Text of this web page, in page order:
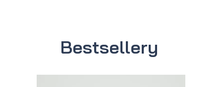
Bestsellery